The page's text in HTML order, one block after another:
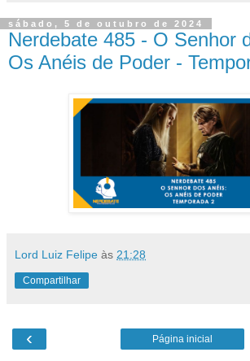
sábado, 5 de outubro de 2024
Nerdebate 485 - O Senhor
Os Anéis de Poder -
Lord Luiz Felipe às 21:28
Compartilhar
‹ Página inicial